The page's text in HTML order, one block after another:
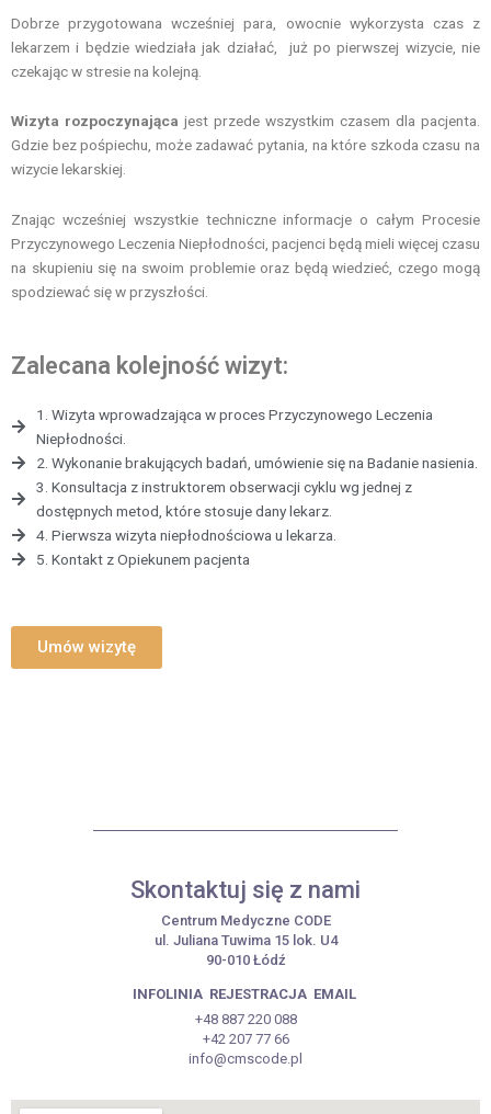
Dobrze przygotowana wcześniej para, owocnie wykorzysta czas z
lekarzem i będzie wiedziała jak działać, już po pierwszej wizycie, nie
czekając w stresie na kolejną.
Wizyta rozpoczynająca jest przede wszystkim czasem dla pacjenta.
Gdzie bez pośpiechu, może zadawać pytania, na które szkoda czasu na
wizycie lekarskiej.
Znając wcześniej wszystkie techniczne informacje o całym Procesie
Przyczynowego Leczenia Niepłodności, pacjenci będą mieli więcej czasu
na skupieniu się na swoim problemie oraz będą wiedzieć, czego mogą
spodziewać się w przyszłości.
Zalecana kolejność wizyt:
1. Wizyta wprowadzająca w proces Przyczynowego Leczenia
Niepłodności.
2. Wykonanie brakujących badań, umówienie się na Badanie nasienia.
3. Konsultacja z instruktorem obserwacji cyklu wg jednej z
dostępnych metod, które stosuje dany lekarz.
4. Pierwsza wizyta niepłodnościowa u lekarza.
5. Kontakt z Opiekunem pacjenta
Umów wizytę
Skontaktuj się z nami
Centrum Medyczne CODE
ul. Juliana Tuwima 15 lok. U4
90-010 Łódź
INFOLINIA REJESTRACJA EMAIL
+48 887 220 088
+42 207 77 66
info@cmscode.pl